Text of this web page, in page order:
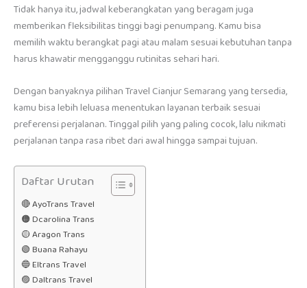
Tidak hanya itu, jadwal keberangkatan yang beragam juga
memberikan fleksibilitas tinggi bagi penumpang. Kamu bisa
memilih waktu berangkat pagi atau malam sesuai kebutuhan tanpa
harus khawatir mengganggu rutinitas sehari hari.
Dengan banyaknya pilihan Travel Cianjur Semarang yang tersedia,
kamu bisa lebih leluasa menentukan layanan terbaik sesuai
preferensi perjalanan. Tinggal pilih yang paling cocok, lalu nikmati
perjalanan tanpa rasa ribet dari awal hingga sampai tujuan.
Daftar Urutan
🔴 AyoTrans Travel
🟠 Dcarolina Trans
🟡 Aragon Trans
🟢 Buana Rahayu
🔵 Eltrans Travel
🟣 Daltrans Travel